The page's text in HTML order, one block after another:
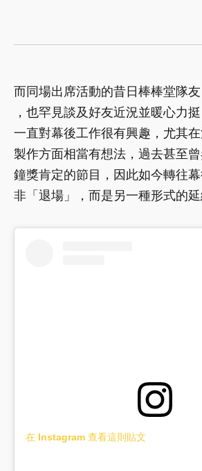
而同場出席活動的昔日棒棒堂隊友
，也罕見談及好友近況並暖心力
一直對幕後工作很有興趣，尤其
製作方面相當有想法，過去甚至
鐘獎肯定的節目，因此如今轉往
非「退場」，而是另一種形式的延
在 Instagram 查看這則貼文